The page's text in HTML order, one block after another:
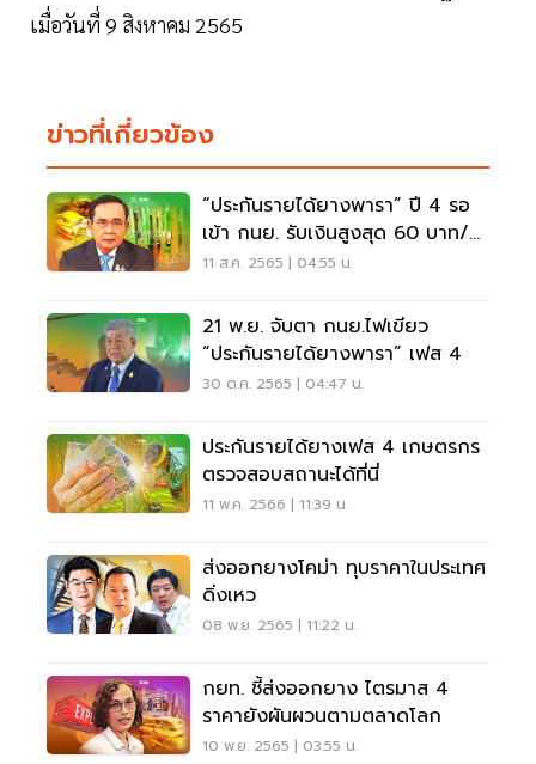
เมื่อวันที่ 9 สิงหาคม 2565
ข่าวที่เกี่ยวข้อง
“ประกันรายได้ยางพารา” ปี 4 รอ
เข้า กนย. รับเงินสูงสุด 60 บาท/
กก.
11 ส.ค. 2565 | 04:55 น.
21 พ.ย. จับตา กนย.ไฟเขียว
“ประกันรายได้ยางพารา” เฟส 4
30 ต.ค. 2565 | 04:47 น.
ประกันรายได้ยางเฟส 4 เกษตรกร
ตรวจสอบสถานะได้ที่นี่
11 พ.ค. 2566 | 11:39 น.
ส่งออกยางโคม่า ทุบราคาในประเทศ
ดิ่งเหว
08 พ.ย. 2565 | 11:22 น.
กยท. ชี้ส่งออกยาง ไตรมาส 4
ราคายังผันผวนตามตลาดโลก
10 พ.ย. 2565 | 03:55 น.